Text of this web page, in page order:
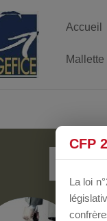
Accueil
CFP
La loi